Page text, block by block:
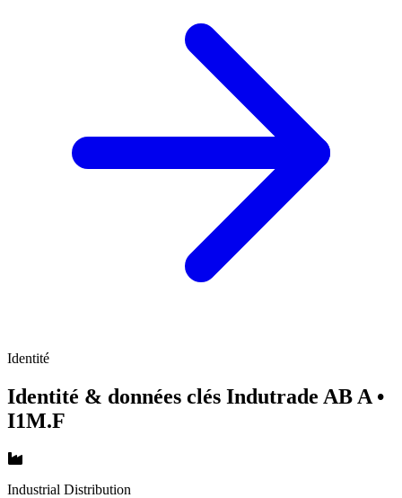
Identité
Identité & données clés Indutrade AB A •
I1M.F
Industrial Distribution